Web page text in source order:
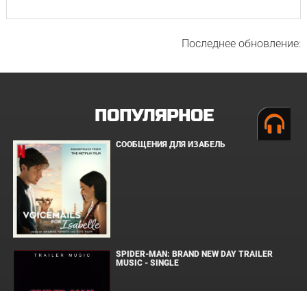
Последнее обновление:
ПОПУЛЯРНОЕ
СООБЩЕНИЯ ДЛЯ ИЗАБЕЛЬ
SPIDER-MAN: BRAND NEW DAY TRAILER
MUSIC - SINGLE